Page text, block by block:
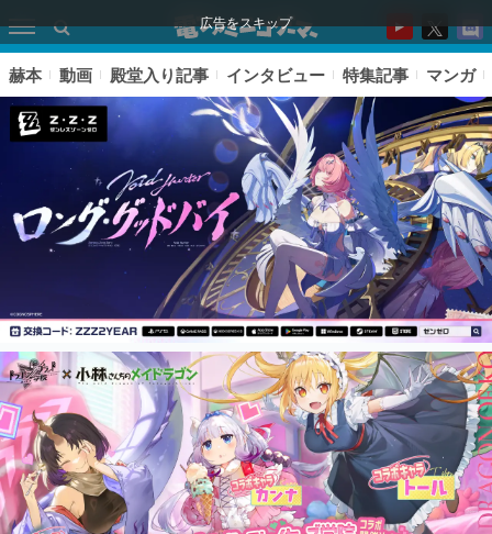
広告をスキップ
ピックアップ
電ファミのいま読まれている記事ランキング
アプリセール情報
インタビュー
赫本 動画 殿堂入り記事 インタビュー 特集記事 マンガ